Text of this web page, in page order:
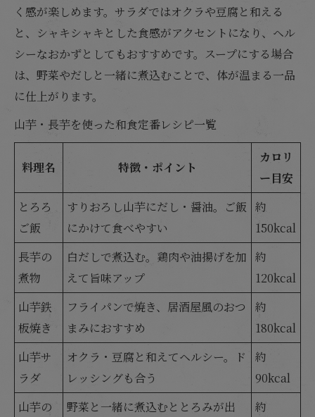
く感が楽しめます。サラダではオクラや豆腐と和える
と、シャキシャキとした食感がアクセントになり、ヘル
シーなおかずとしてもおすすめです。スープにする場合
は、野菜やだしと一緒に煮込むことで、体が温まる一品
に仕上がります。
山芋・長芋を使った和食定番レシピ一覧
料理名 特徴・ポイント
カロリ
ー目安
とろろ
ご飯
すりおろし山芋にだし・醤油。ご飯
にかけて食べやすい
約
150kcal
長芋の
煮物
白だしで煮込む。鶏肉や油揚げを加
えて旨味アップ
約
120kcal
山芋鉄
板焼き
フライパンで焼き、居酒屋風のおつ
まみにおすすめ
約
180kcal
山芋サ
ラダ
オクラ・豆腐と和えてヘルシー。ド
レッシングも合う
約
90kcal
山芋の
野菜と一緒に煮込むととろみが出
約